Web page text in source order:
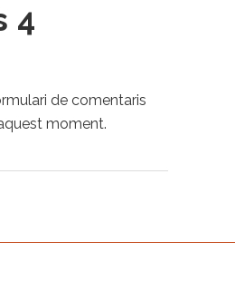
4
de comentaris
moment.